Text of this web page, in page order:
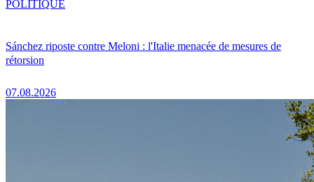
Sánchez riposte contre Meloni : l'Italie menacée de mesures de
rétorsion
07.08.2026
POLITIQUE